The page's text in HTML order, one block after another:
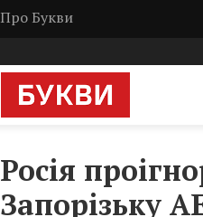
Про Букви
Росія
Запорізьку